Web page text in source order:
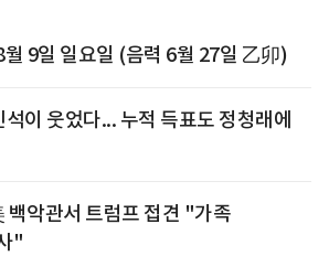
9일 일요일 (음력 6월 27일 乙卯)
이 웃었다... 누적 득표도 정청래에
백악관서 트럼프 접견 "가족
"